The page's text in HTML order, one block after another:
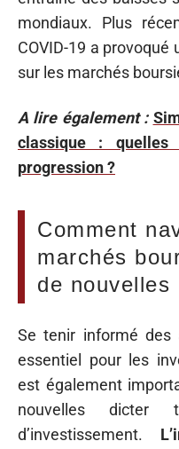
mondiaux. Plus
COVID-19 a
sur les marchés
A lire également :
classique : quelles
progression ?
Comment
marchés
de nouvelles
Se tenir informé des
essentiel pour les
est également
nouvelles dicter
d’investissement.